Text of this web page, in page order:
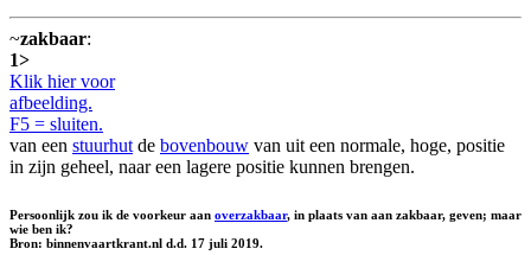
~zakbaar:
1>
Klik hier voor
afbeelding.
F5 = sluiten.
van een stuurhut de bovenbouw van uit een normale, hoge, positie
in zijn geheel, naar een lagere positie kunnen brengen.
Persoonlijk zou ik de voorkeur aan overzakbaar, in plaats van aan zakbaar, geven; maar
wie ben ik?
Bron: binnenvaartkrant.nl d.d. 17 juli 2019.